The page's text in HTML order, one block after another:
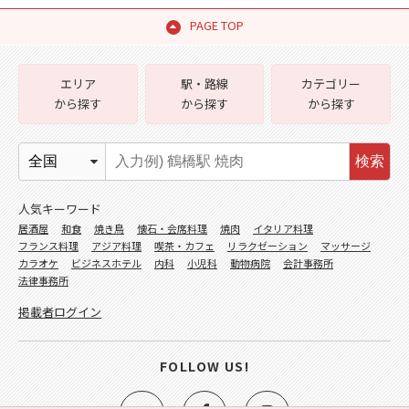
PAGE TOP
エリア
から探す
駅・路線
から探す
カテゴリー
から探す
検索
人気キーワード
居酒屋 和食 焼き鳥 懐石・会席料理 焼肉
イタリア料理
フランス料理
アジア料理 喫茶・カフェ リラクゼーション
マッサージ
カラオケ
ビジネスホテル 内科 小児科 動物病院
会計事務所
法律事務所
掲載者ログイン
FOLLOW US!